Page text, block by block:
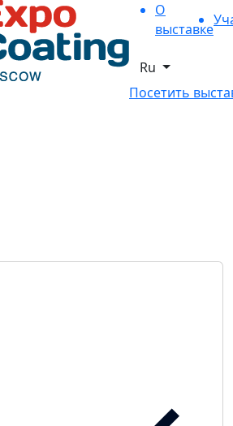
О
выставке
Ru
Посетить